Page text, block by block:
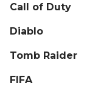
Call of Duty
Diablo
Tomb Raider
FIFA